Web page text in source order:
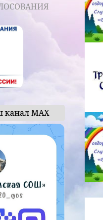
канал МАХ